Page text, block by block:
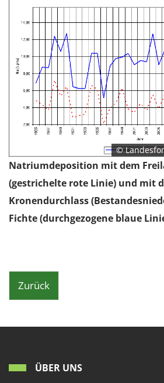
©
Natriumdeposition mit dem
(gestrichelte rote Linie) und mit
Kronendurchlass
Fichte (durchgezogene blaue
Zurück
ÜBER UNS